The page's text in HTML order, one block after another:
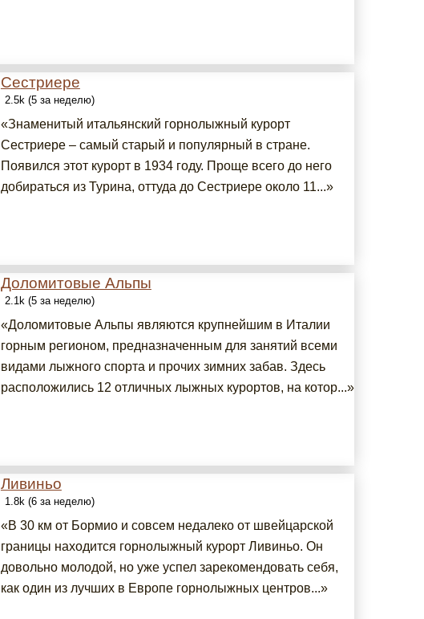
Сестриере
2.5k (5 за неделю)
«Знаменитый итальянский горнолыжный курорт
Сестриере – самый старый и популярный в стране.
Появился этот курорт в 1934 году. Проще всего до него
добираться из Турина, оттуда до Сестриере около 11...»
Доломитовые Альпы
2.1k (5 за неделю)
«Доломитовые Альпы являются крупнейшим в Италии
горным регионом, предназначенным для занятий всеми
видами лыжного спорта и прочих зимних забав. Здесь
расположились 12 отличных лыжных курортов, на котор...»
Ливиньо
1.8k (6 за неделю)
«В 30 км от Бормио и совсем недалеко от швейцарской
границы находится горнолыжный курорт Ливиньо. Он
довольно молодой, но уже успел зарекомендовать себя,
как один из лучших в Европе горнолыжных центров...»